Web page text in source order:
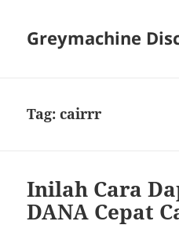
Greymachine
Tag:cairrr
Inilah Cara
DANA Cepat